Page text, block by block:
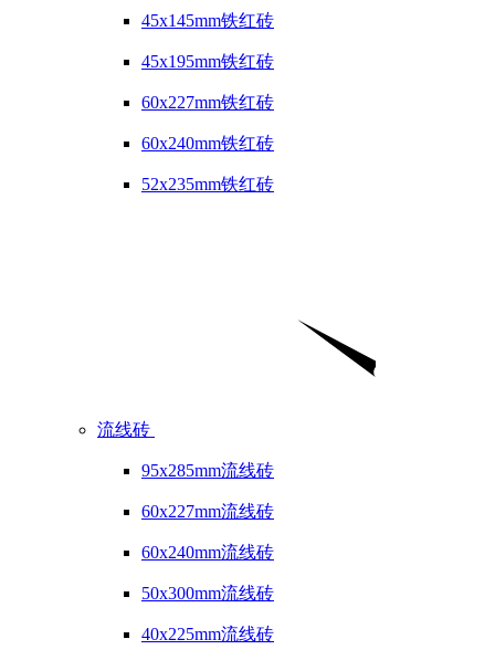
45x145mm铁红砖
45x195mm铁红砖
60x227mm铁红砖
60x240mm铁红砖
52x235mm铁红砖
流线砖
95x285mm流线砖
60x227mm流线砖
60x240mm流线砖
50x300mm流线砖
40x225mm流线砖